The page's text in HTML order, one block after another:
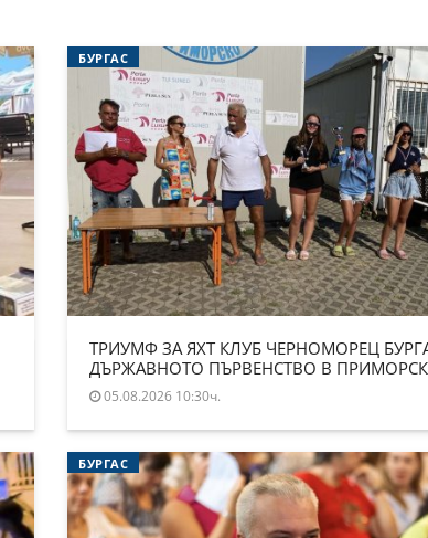
БУРГАС
ТРИУМФ ЗА ЯХТ КЛУБ ЧЕРНОМОРЕЦ
ДЪРЖАВНОТО ПЪРВЕНСТВО В
05.08.2026 10:30ч.
БУРГАС